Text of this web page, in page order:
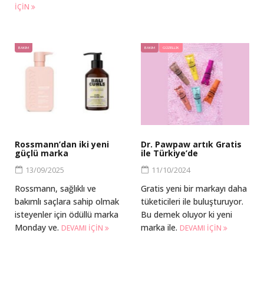
IÇIN
BAKIM
Rossmann’dan iki yeni
güçlü marka
13/09/2025
Rossmann, sağlıklı ve
bakımlı saçlara sahip olmak
isteyenler için ödüllü marka
Monday ve. DEVAMI IÇIN
BAKIM GÜZELLIK
Dr. Pawpaw artık Gratis
ile Türkiye’de
11/10/2024
Gratis yeni bir markayı daha
tüketicileri ile buluşturuyor.
Bu demek oluyor ki yeni
marka ile. DEVAMI IÇIN